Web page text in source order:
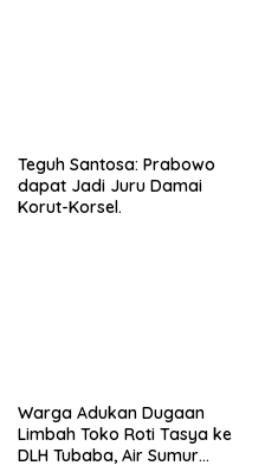
Teguh Santosa: Prabowo
dapat Jadi Juru Damai
Korut-Korsel.
Warga Adukan Dugaan
Limbah Toko Roti Tasya ke
DLH Tubaba, Air Sumur